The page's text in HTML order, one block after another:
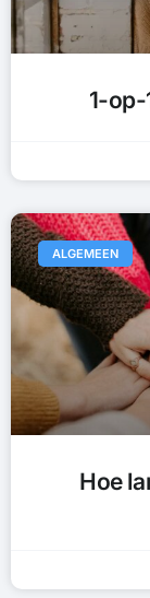
1-op-
ALGEMEEN
Hoe